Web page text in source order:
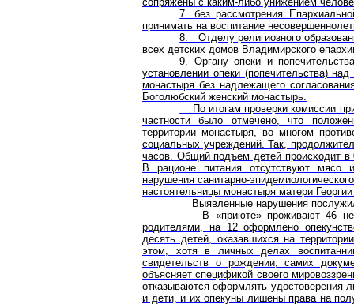
7. без рассмотрения
принимать на воспитание
8. Отделу религиозного
всех детских домов Владимирского
9. Органу опеки и
установлении опеки (попечительства)
монастыря без надлежащего
Боголюбский женский монастырь.
По итогам проверки комиссии
частности было отмечено, что
территории монастыря, во многом
социальных учреждений. Так,
часов. Общий подъем детей происходит в
В рационе питания отсутствуют мясо
нарушения санитарно-
настоятельницы монастыря матери
Выявленные нарушения
В «приюте» проживают 46
родителями, на 12 оформлено
десять детей, оказавшихся на
этом, хотя в личных делах
свидетельств о рождении, самих
объясняет спецификой своего
отказываются оформлять удостоверения
и дети, и их опекуны лишены права на